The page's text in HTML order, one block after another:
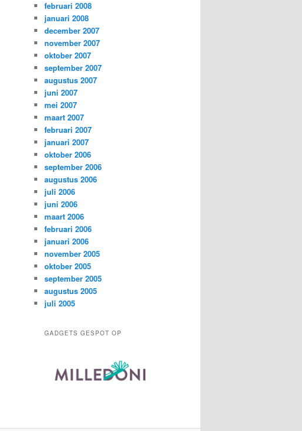
februari 2008
januari 2008
december 2007
november 2007
oktober 2007
september 2007
augustus 2007
juni 2007
mei 2007
maart 2007
februari 2007
januari 2007
oktober 2006
september 2006
augustus 2006
juli 2006
juni 2006
maart 2006
februari 2006
januari 2006
november 2005
oktober 2005
september 2005
augustus 2005
juli 2005
GADGETS GESPOT OP